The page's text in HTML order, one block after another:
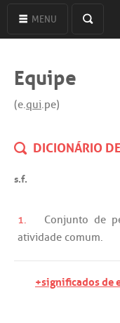
MENU
Equipe
(e.qui.pe)
DICIONÁRIO
s.f.
1. Conjunto de
atividade comum.
+significados de